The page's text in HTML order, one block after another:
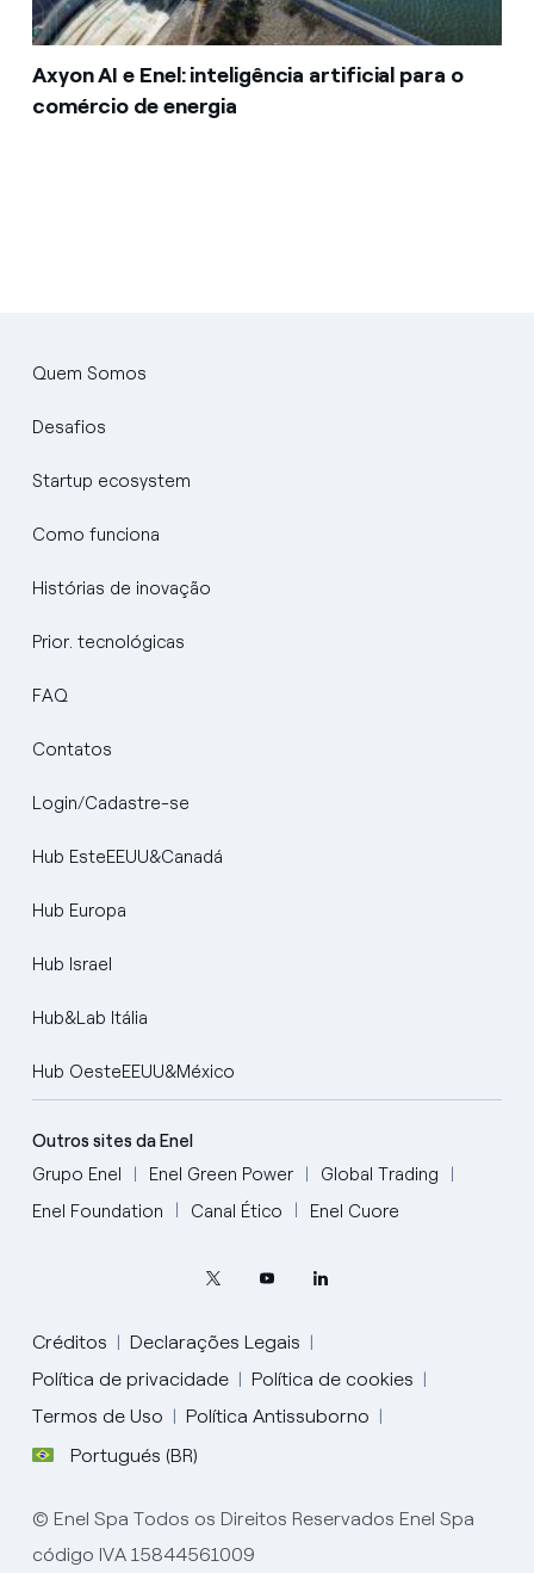
Axyon AI e Enel: inteligência artificial para o
comércio de energia
Quem Somos
Desafios
Startup ecosystem
Como funciona
Histórias de inovação
Prior. tecnológicas
FAQ
Contatos
Login/Cadastre-se
Hub EsteEEUU&Canadá
Hub Europa
Hub Israel
Hub&Lab Itália
Hub OesteEEUU&México
Outros sites da Enel
Grupo Enel
Enel Green Power
Global Trading
Enel Foundation
Canal Ético Enel Cuore
Créditos
Declarações Legais
Política de privacidade
Política de cookies
Termos de Uso
Política Antissuborno
Portugués (BR)
English
Portugués (BR)
© Enel Spa Todos os Direitos Reservados Enel Spa
código IVA 15844561009